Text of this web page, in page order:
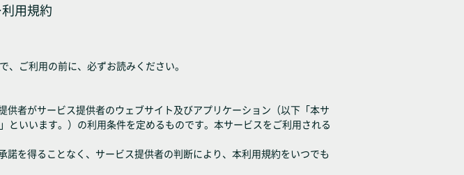
用規約
ご利用の前に、必ずお読みください。
者がサービス提供者のウェブサイト及びアプリケーション（以下「本サ
いいます。）の利用条件を定めるものです。本サービスをご利用される
を得ることなく、サービス提供者の判断により、本利用規約をいつでも